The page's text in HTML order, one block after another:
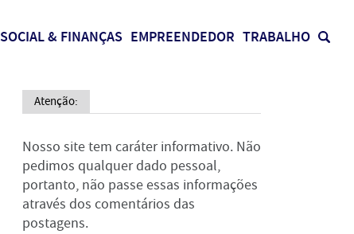
SOCIAL & FINANÇAS EMPREENDEDOR TRABALHO
Atenção:
Nosso site tem caráter informativo. Não
pedimos qualquer dado pessoal,
portanto, não passe essas informações
através dos comentários das
postagens.